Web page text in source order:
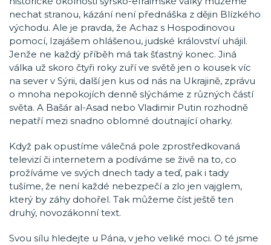
nechat stranou, kázání není přednáška z dějin Blízkého
východu. Ale je pravda, že Achaz s Hospodinovou
pomocí, Izajášem ohlášenou, judské království uhájil.
Jenže ne každý příběh má tak šťastný konec. Jiná
válka už skoro čtyři roky zuří ve světě jen o kousek víc
na sever v Sýrii, další jen kus od nás na Ukrajině, zprávu
o mnoha nepokojích denně slýcháme z různých částí
světa. A Bašár al-Asad nebo Vladimir Putin rozhodně
nepatří mezi snadno oblomné doutnající oharky.
Když pak opustíme válečná pole zprostředkovaná
televizí či internetem a podíváme se živě na to, co
prožíváme ve svých dnech tady a teď, pak i tady
tušíme, že není každé nebezpečí a zlo jen vajglem,
který by záhy dohořel. Tak můžeme číst ještě ten
druhý, novozákonní text.
Svou sílu hledejte u Pána, v jeho veliké moci. O té jsme